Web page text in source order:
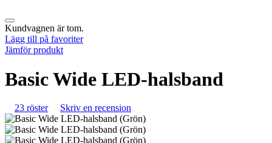
Kundvagnen är tom.
Lägg till på favoriter
Jämför produkt
Basic Wide LED-halsband
23 röster Skriv en recension